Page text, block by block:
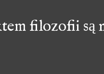
filozofii są